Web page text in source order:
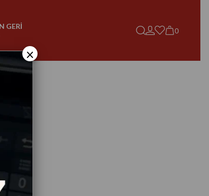
GERİ
0
×